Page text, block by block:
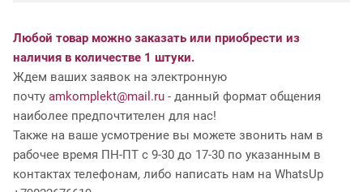
Любой товар можно заказать или приобрести из
наличия в количестве 1 штуки.
Ждем ваших заявок на электронную
почту amkomplekt@mail.ru - данный формат общения
наиболее предпочтителен для нас!
Также на ваше усмотрение вы можете звонить нам в
рабочее время ПН-ПТ с 9-30 до 17-30 по указанным в
контактах телефонам, либо написать нам на WhatsUp